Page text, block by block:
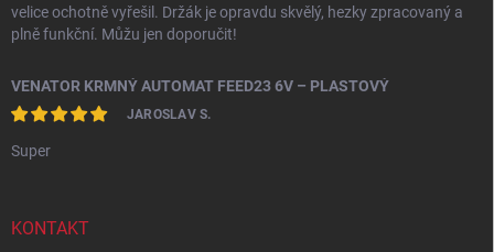
velice ochotně vyřešil. Držák je opravdu skvělý, hezky zpracovaný a
plně funkční. Můžu jen doporučit!
VENATOR KRMNÝ AUTOMAT FEED23 6V – PLASTOVÝ
JAROSLAV S.
Super
KONTAKT